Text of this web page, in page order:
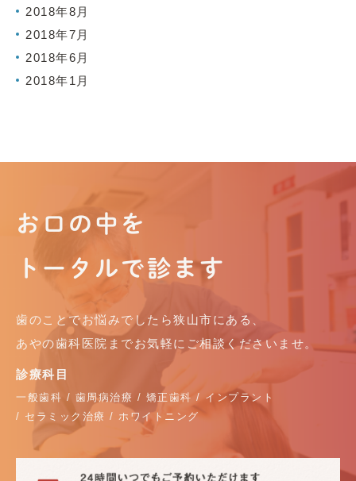
2018年8月
2018年7月
2018年6月
2018年1月
お口の中を
トータルで診ます
歯のことでお悩みでしたら狭山市にある、
あやの歯科医院までお気軽にご相談くださいませ。
診療科目
一般歯科 / 歯周病治療 / 矯正歯科 / インプラント
/ セラミック治療 / ホワイトニング